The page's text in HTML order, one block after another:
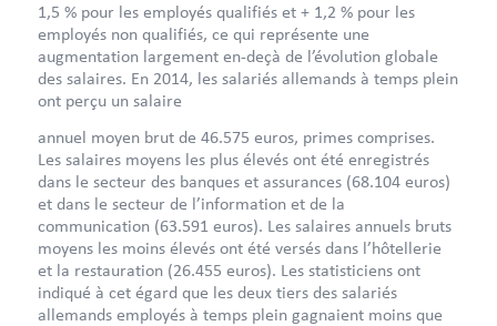
1,5 % pour les employés qualifiés et + 1,2 % pour les
employés non qualifiés, ce qui représente une
augmentation largement en-deçà de l’évolution globale
des salaires. En 2014, les salariés allemands à temps plein
ont perçu un salaire
annuel moyen brut de 46.575 euros, primes comprises.
Les salaires moyens les plus élevés ont été enregistrés
dans le secteur des banques et assurances (68.104 euros)
et dans le secteur de l’information et de la
communication (63.591 euros). Les salaires annuels bruts
moyens les moins élevés ont été versés dans l’hôtellerie
et la restauration (26.455 euros). Les statisticiens ont
indiqué à cet égard que les deux tiers des salariés
allemands employés à temps plein gagnaient moins que